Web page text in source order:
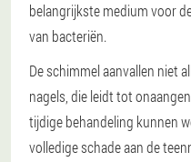
belangrijkste medium voor
van bacteriën.
De schimmel aanvallen niet
nagels, die leidt tot
tijdige behandeling kunnen
volledige schade aan de